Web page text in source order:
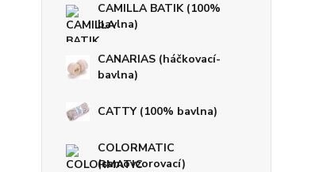
CAMILLA BATIK (100%
bavlna)
CANARIAS (háčkovací-
bavlna)
CATTY (100% bavlna)
COLORMATIC
(samovzorovací)